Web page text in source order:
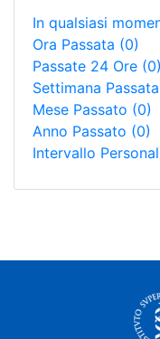
In qualsiasi
Ora Passata (0)
Passate 24 Ore (0)
Settimana Passata
Mese Passato (0)
Anno Passato (0)
Intervallo